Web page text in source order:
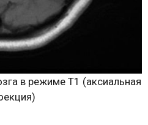
в режиме Т1 (аксиальная